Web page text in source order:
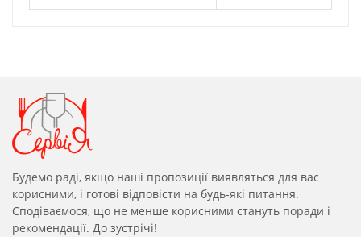
Будемо раді, якщо наші пропозиції виявляться для вас
корисними, і готові відповісти на будь-які питання.
Сподіваємося, що не менше корисними стануть поради і
рекомендації. До зустрічі!